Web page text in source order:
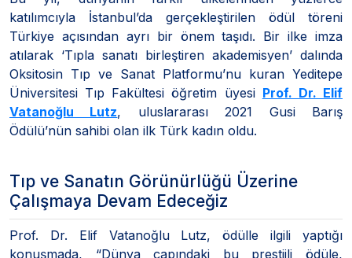
katılımcıyla İstanbul’da gerçekleştirilen ödül töreni
Türkiye açısından ayrı bir önem taşıdı. Bir ilke imza
atılarak ‘Tıpla sanatı birleştiren akademisyen’ dalında
Oksitosin Tıp ve Sanat Platformu’nu kuran Yeditepe
Üniversitesi Tıp Fakültesi öğretim üyesi Prof. Dr. Elif
Vatanoğlu Lutz, uluslararası 2021 Gusi Barış
Ödülü’nün sahibi olan ilk Türk kadın oldu.
Tıp ve Sanatın Görünürlüğü Üzerine
Çalışmaya Devam Edeceğiz
Prof. Dr. Elif Vatanoğlu Lutz, ödülle ilgili yaptığı
konuşmada, “Dünya çapındaki bu prestijli ödüle,